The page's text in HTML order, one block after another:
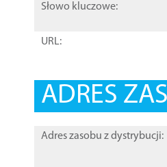
Słowo kluczowe:
URL:
ADRES
Adres zasobu z dystrybucji: